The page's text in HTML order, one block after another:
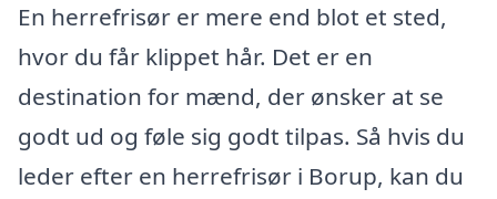
En herrefrisør er mere end blot et sted,
hvor du får klippet hår. Det er en
destination for mænd, der ønsker at se
godt ud og føle sig godt tilpas. Så hvis du
leder efter en herrefrisør i Borup, kan du